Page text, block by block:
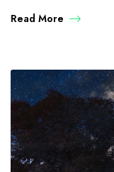
Read More